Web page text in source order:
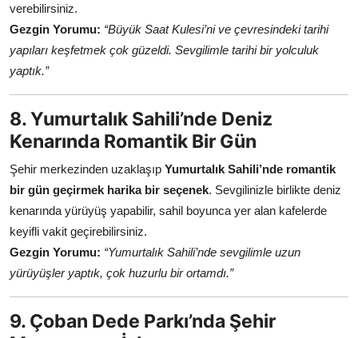
verebilirsiniz.
Gezgin Yorumu: “Büyük Saat Kulesi’ni ve çevresindeki tarihi
yapıları keşfetmek çok güzeldi. Sevgilimle tarihi bir yolculuk
yaptık.”
8. Yumurtalık Sahili’nde Deniz
Kenarında Romantik Bir Gün
Şehir merkezinden uzaklaşıp Yumurtalık Sahili’nde romantik
bir gün geçirmek harika bir seçenek. Sevgilinizle birlikte deniz
kenarında yürüyüş yapabilir, sahil boyunca yer alan kafelerde
keyifli vakit geçirebilirsiniz.
Gezgin Yorumu: “Yumurtalık Sahili’nde sevgilimle uzun
yürüyüşler yaptık, çok huzurlu bir ortamdı.”
9. Çoban Dede Parkı’nda Şehir